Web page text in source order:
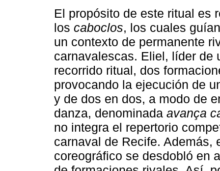
El propósito de este ritual es
los caboclos, los cuales
un contexto de permanente
carnavalescas. Eliel, líder de
recorrido ritual, dos
provocando la ejecución de
y de dos en dos, a modo de
danza, denominada avança
no integra el repertorio
carnaval de Recife. Además,
coreográfico se desdobló en